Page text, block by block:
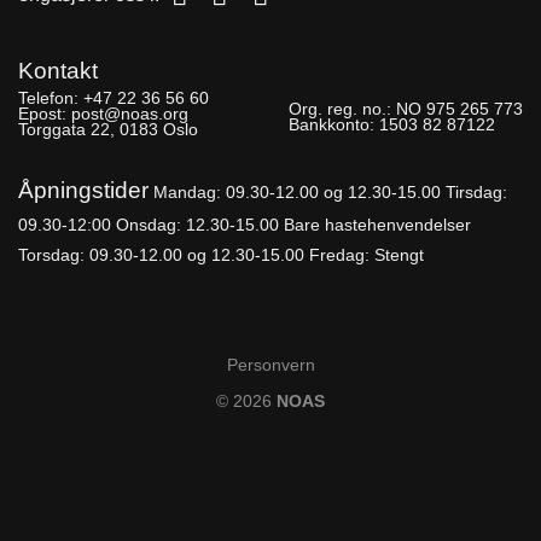
Kontakt
Telefon: +47 22 36 56 60
Epost: post@noas.org
Torggata 22, 0183 Oslo
Org. reg. no.: NO 975 265 773
Bankkonto: 1503 82 87122
Åpningstider Mandag: 09.30-12.00 og 12.30-15.00 Tirsdag:
09.30-12:00 Onsdag: 12.30-15.00 Bare hastehenvendelser
Torsdag: 09.30-12.00 og 12.30-15.00 Fredag: Stengt
Personvern
© 2026 NOAS